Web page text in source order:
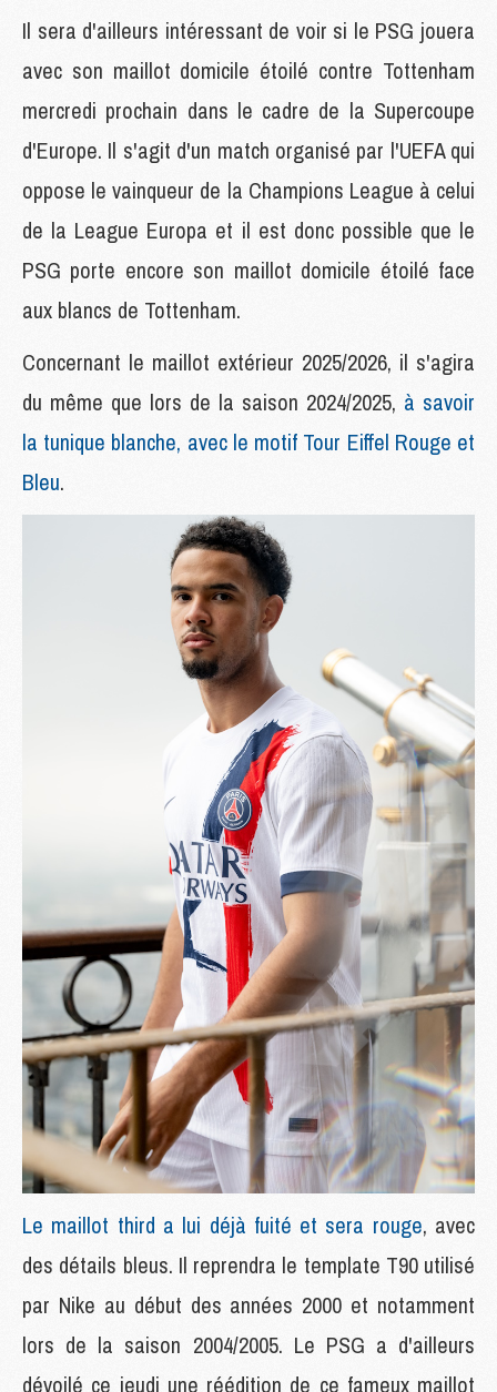
Il sera d'ailleurs intéressant de voir si le PSG jouera
avec son maillot domicile étoilé contre Tottenham
mercredi prochain dans le cadre de la Supercoupe
d'Europe. Il s'agit d'un match organisé par l'UEFA qui
oppose le vainqueur de la Champions League à celui
de la League Europa et il est donc possible que le
PSG porte encore son maillot domicile étoilé face
aux blancs de Tottenham.
Concernant le maillot extérieur 2025/2026, il s'agira
du même que lors de la saison 2024/2025, à savoir
la tunique blanche, avec le motif Tour Eiffel Rouge et
Bleu.
Le maillot third a lui déjà fuité et sera rouge, avec
des détails bleus. Il reprendra le template T90 utilisé
par Nike au début des années 2000 et notamment
lors de la saison 2004/2005. Le PSG a d'ailleurs
dévoilé ce jeudi une réédition de ce fameux maillot